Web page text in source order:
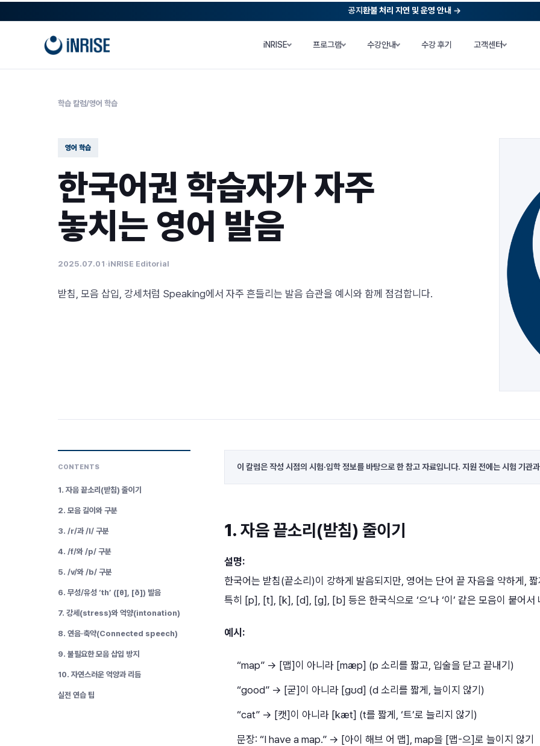
건너뛰기
공지환불 처리 지연 및 운영 안내
iNRISE 프로그램 수강안내 수강 후기 고객센터
학습 칼럼/영어 학습
영어 학습
한국어권 학습자가 자주
놓치는 영어 발음
2025.07.01 ·iNRISE Editorial
받침, 모음 삽입, 강세처럼 Speaking에서 자주 흔들리는 발음 습관을 예시와 함께 점검합니다.
CONTENTS
1. 자음 끝소리(받침) 줄이기
2. 모음 길이와 구분
3. /r/과 /l/ 구분
4. /f/와 /p/ 구분
5. /v/와 /b/ 구분
6. 무성/유성 ‘th’ ([θ], [ð]) 발음
7. 강세(stress)와 억양(intonation)
8. 연음·축약(Connected speech)
9. 불필요한 모음 삽입 방지
10. 자연스러운 억양과 리듬
실전 연습 팁
이 칼럼은 작성 시점의 시험·입학 정보를 바탕으로 한 참고 자료입니다. 지원 전에는 시험 기관
1. 자음 끝소리(받침) 줄이기
설명:
한국어는 받침(끝소리)이 강하게 발음되지만, 영어는 단어 끝 자음을 약하게,
특히 [p], [t], [k], [d], [g], [b] 등은 한국식으로 ‘으’나 ‘이’ 같은 모음이 붙어서
예시:
“map” → [맵]이 아니라 [mæp] (p 소리를 짧고, 입술을 닫고 끝내기)
“good” → [굳]이 아니라 [gʊd] (d 소리를 짧게, 늘이지 않기)
“cat” → [캣]이 아니라 [kæt] (t를 짧게, ‘트’로 늘리지 않기)
문장: “I have a map.” → [아이 해브 어 맵], map을 [맵-으]로 늘이지 않기